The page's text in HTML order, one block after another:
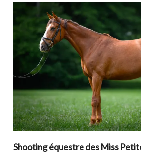
Shooting équestre des Miss